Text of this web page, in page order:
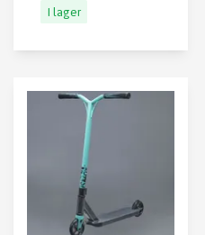
I lager